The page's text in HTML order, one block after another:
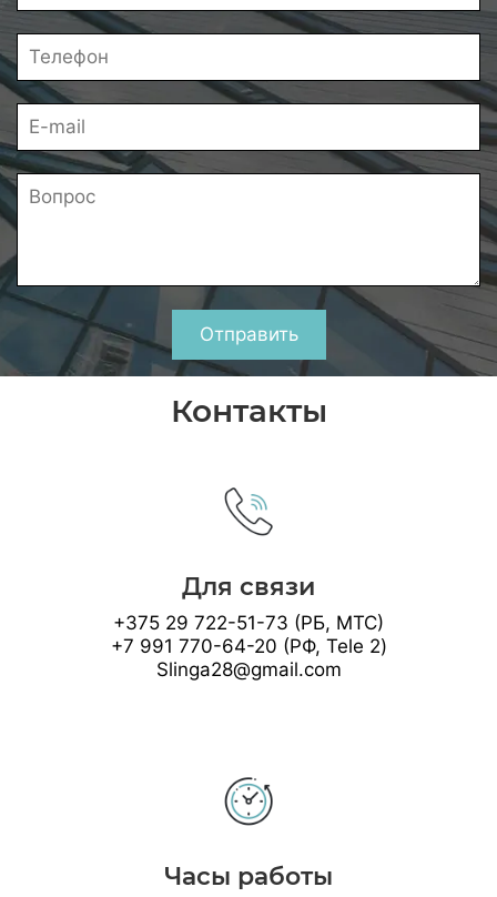
Отправить
Контакты
Для связи
+375 29 722-51-73 (РБ, МТС)
+7 991 770-64-20 (РФ, Tele 2)
Slinga28@gmail.com
Часы работы